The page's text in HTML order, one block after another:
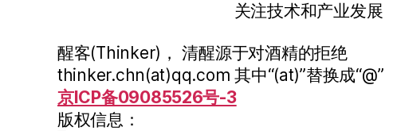
关注技术和产业发展
醒客(Thinker)， 清醒源于对酒精的拒绝
thinker.chn(at)qq.com 其中“(at)”替换成“@”
京ICP备09085526号-3
版权信息：